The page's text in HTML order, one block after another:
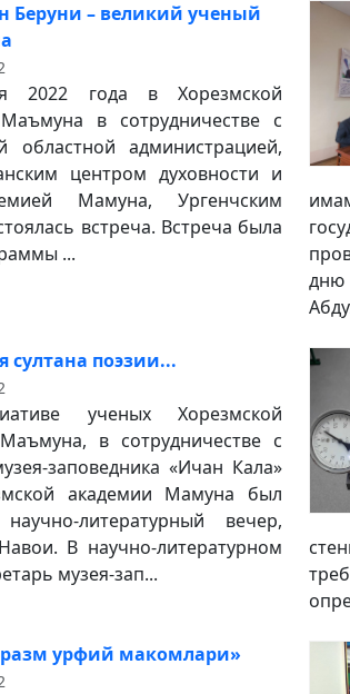
Беруни – великий ученый
2022 года в Хорезмской
в сотрудничестве с
областной администрацией,
центром духовности и
Мамуна, Ургенчским
встреча. Встреча была
...
дню
султана поэзии...
ученых Хорезмской
в сотрудничестве с
заповедника «Ичан Кала»
академии Мамуна был
литературный вечер,
В научно-литературном
музея-зап...
урфий макомлари»